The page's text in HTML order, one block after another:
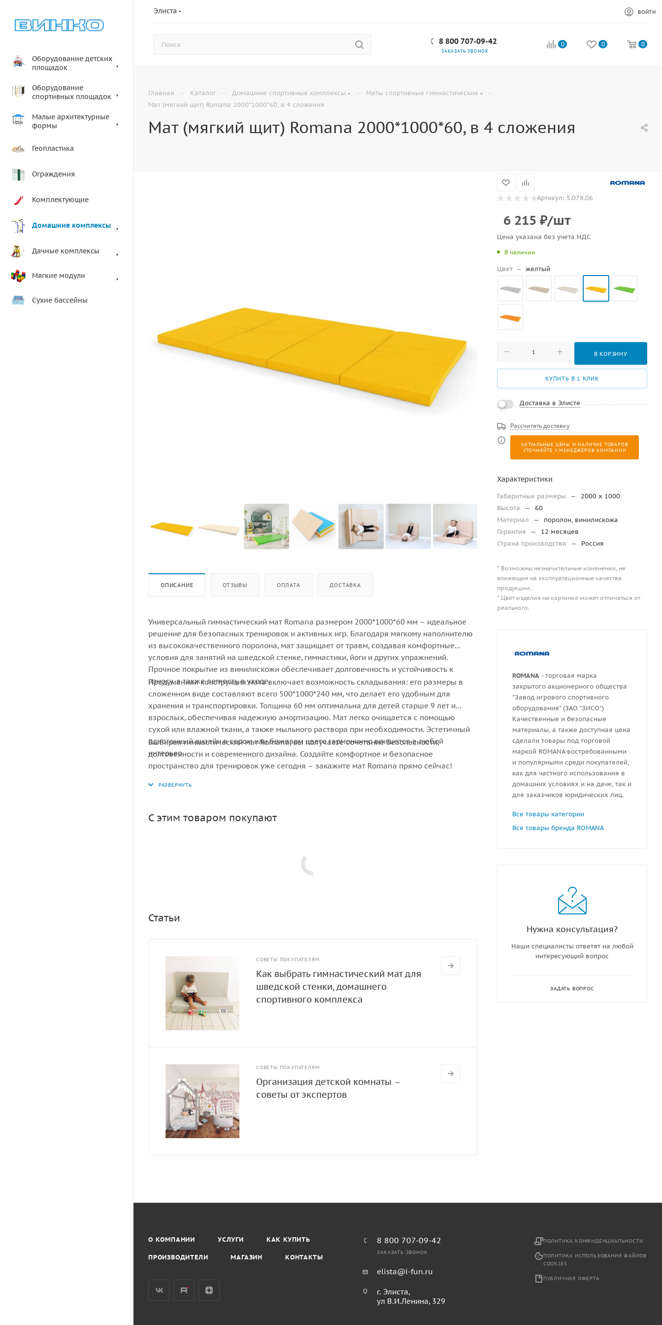
Элиста ВОЙТИ
8 800 707-09-42
ЗАКАЗАТЬ ЗВОНОК
0 0 0
Оборудование детских
площадок
Оборудование
спортивных площадок
Малые архитектурные
формы
Геопластика
Ограждения
Комплектующие
Домашние комплексы
Дачные комплексы
Мягкие модули
Сухие бассейны
Главная — Каталог — Домашние спортивные комплексы — Маты спортивные гимнастические —
Мат (мягкий щит) Romana 2000*1000*60, в 4 сложения
Мат (мягкий щит) Romana 2000*1000*60, в 4 сложения
ОПИСАНИЕ ОТЗЫВЫ ОПЛАТА ДОСТАВКА
Универсальный гимнастический мат Romana размером 2000*1000*60 мм – идеальное
решение для безопасных тренировок и активных игр. Благодаря мягкому наполнителю
из высококачественного поролона, мат защищает от травм, создавая комфортные
условия для занятий на шведской стенке, гимнастики, йоги и других упражнений.
Прочное покрытие из винилискожи обеспечивает долговечность и устойчивость к
износу, а также легкость в уходе.
Продуманная конструкция мата включает возможность складывания: его размеры в
сложенном виде составляют всего 500*1000*240 мм, что делает его удобным для
хранения и транспортировки. Толщина 60 мм оптимальна для детей старше 9 лет и
взрослых, обеспечивая надежную амортизацию. Мат легко очищается с помощью
сухой или влажной ткани, а также мыльного раствора при необходимости. Эстетичный
однотонный дизайн в сером или бежевом цвете гармонично впишется в любой
интерьер.
Выбирая гимнастический мат Romana, вы получаете сочетание безопасности,
долговечности и современного дизайна. Создайте комфортное и безопасное
пространство для тренировок уже сегодня – закажите мат Romana прямо сейчас!
С этим товаром покупают
Статьи
СОВЕТЫ ПОКУПАТЕЛЯМ
Как выбрать гимнастический мат для
шведской стенки, домашнего
спортивного комплекса
СОВЕТЫ ПОКУПАТЕЛЯМ
Организация детской комнаты –
советы от экспертов
Артикул: 5.078.06
6 215 ₽/шт
Цена указана без учета НДС
В наличии
Цвет — желтый
В КОРЗИНУ
КУПИТЬ В 1 КЛИК
Доставка в Элисте
Рассчитать доставку
АКТУАЛЬНЫЕ ЦЕНЫ И НАЛИЧИЕ ТОВАРОВ
УТОЧНЯЙТЕ У МЕНЕДЖЕРОВ КОМПАНИИ
Характеристики
Габаритные размеры —
2000 x 1000
Высота
—
60
Материал
—
поролон, винилискожа
Гарантия
—
12 месяцев
Страна производства
— Россия
* Возможны незначительные изменения, не
влияющие на эксплуатационные качества
продукции.
* Цвет изделия на картинке может отличаться от
реального.
ROMANA - торговая марка
закрытого акционерного общества
"Завод игрового спортивного
оборудования" (ЗАО "ЗИСО")
Качественные и безопасные
материалы, а также доступная цена
сделали товары под торговой
маркой ROMANA востребованными
и популярными среди покупателей,
как для частного использования в
домашних условиях и на даче, так и
для заказчиков юридических лиц.
Все товары категории
Все товары бренда ROMANA
Нужна консультация?
Наши специалисты ответят на любой
интересующий вопрос
ЗАДАТЬ ВОПРОС
О КОМПАНИИ УСЛУГИ КАК КУПИТЬ
ПРОИЗВОДИТЕЛИ МАГАЗИН КОНТАКТЫ
8 800 707-09-42
ЗАКАЗАТЬ ЗВОНОК
elista@i-fun.ru
г. Элиста,
ул В.И.Ленина, 329
ПОЛИТИКА КОНФИДЕНЦИАЛЬНОСТИ
ПОЛИТИКА ИСПОЛЬЗОВАНИЯ ФАЙЛОВ
COOKIES
ПУБЛИЧНАЯ ОФЕРТА